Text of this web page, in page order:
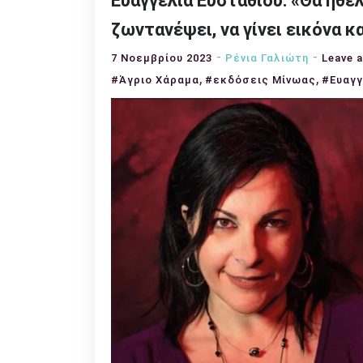
ζωντανέψει, να γίνει εικόνα
7 Νοεμβρίου 2023 Ρένια Γαλιώτη Leave
#Άγριο Χάραμα, #εκδόσεις Μίνωας ,